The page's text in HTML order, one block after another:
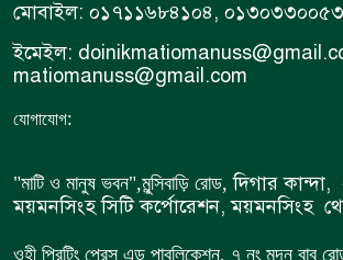
মোবাইল: ০১৭১১৬৮৪১০৪,
ইমেইল:
matiomanuss@gmail.com
যোগাযোগ:
"মাটি ও মানুষ ভবন",মুন্সিবাড়ি রোড, দিগার
ময়মনসিংহ সিটি কর্পোরেশন, ময়মনসিংহ
ওহী প্রিন্টিং প্রেস এন্ড পাবলিকেশন, ৭ নং মদন বাবু